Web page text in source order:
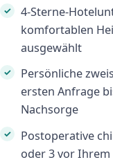
4-Sterne-
komfortablen
ausgewählt
Persönliche
ersten Anfrage
Nachsorge
Postoperative
oder 3 vor Ihrem